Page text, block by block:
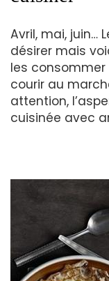
Avril, mai, juin…
désirer mais
les consommer
courir au
attention,
cuisinée avec